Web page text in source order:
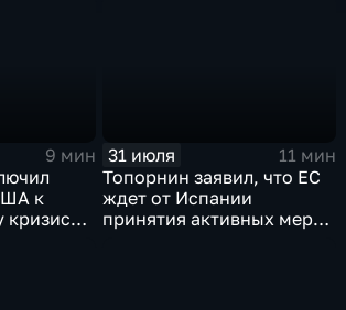
9 мин
к
в
31 июля
11 мин
Топорнин заявил, что ЕС
ждет от Испании
принятия активных мер